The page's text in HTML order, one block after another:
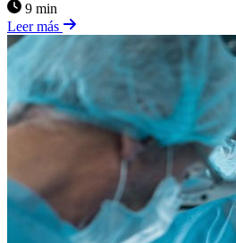
9 min
Leer más